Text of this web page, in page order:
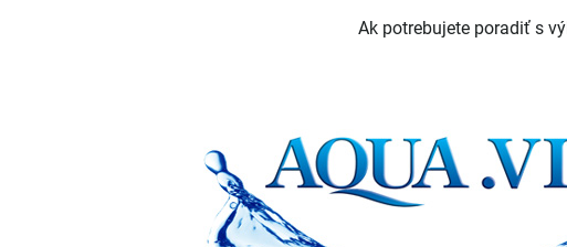
Ak potrebujete poradiť s